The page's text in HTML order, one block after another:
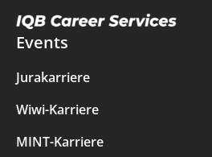
Events
Jurakarriere
Wiwi-Karriere
MINT-Karriere